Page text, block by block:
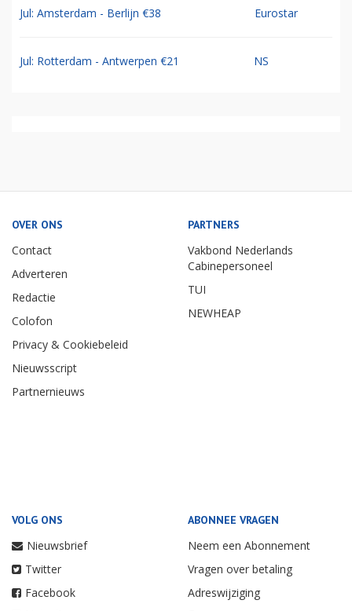
Jul: Amsterdam - Berlijn €38 Eurostar
Jul: Rotterdam - Antwerpen €21 NS
OVER ONS
Contact
Adverteren
Redactie
Colofon
Privacy & Cookiebeleid
Nieuwsscript
Partnernieuws
PARTNERS
Vakbond Nederlands
Cabinepersoneel
TUI
NEWHEAP
VOLG ONS
Nieuwsbrief
Twitter
Facebook
ABONNEE VRAGEN
Neem een Abonnement
Vragen over betaling
Adreswijziging